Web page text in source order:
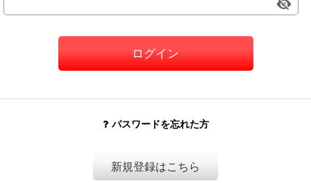
ログイン
パスワードを忘れた方
新規登録はこちら